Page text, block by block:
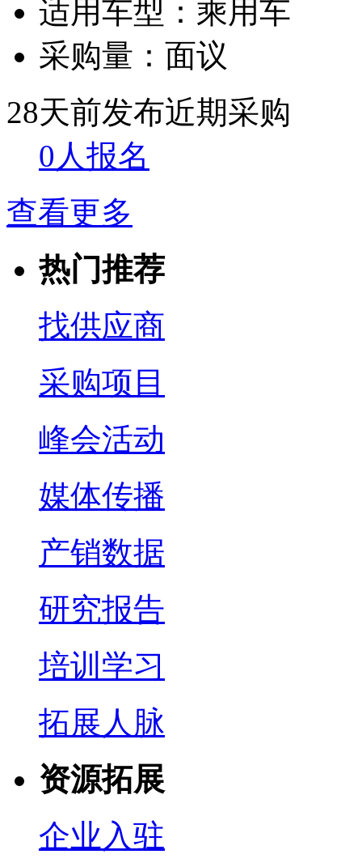
适用车型： 乘用车
采购量： 面议
28天前发布近期采购
0人报名
查看更多
热门推荐
找供应商
采购项目
峰会活动
媒体传播
产销数据
研究报告
培训学习
拓展人脉
资源拓展
企业入驻